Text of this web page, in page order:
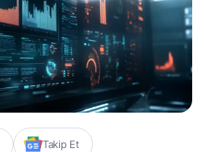
Takip Et